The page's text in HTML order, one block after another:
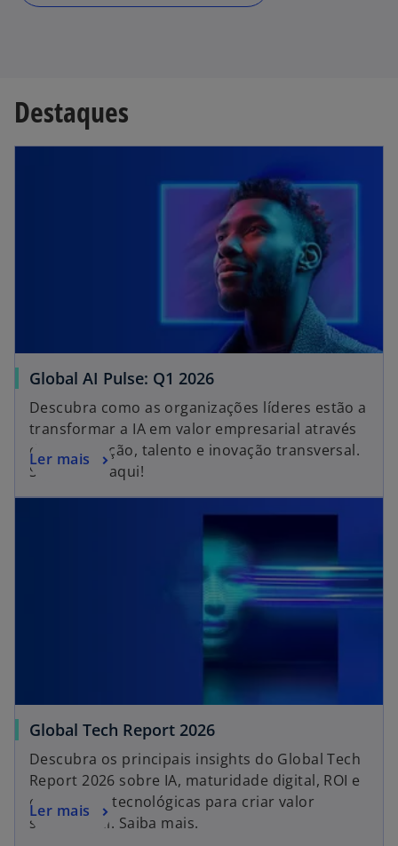
Destaques
Global AI Pulse: Q1 2026
Descubra como as organizações líderes estão a
transformar a IA em valor empresarial através
de governação, talento e inovação transversal.
Saiba mais aqui!
Ler mais
Global Tech Report 2026
Descubra os principais insights do Global Tech
Report 2026 sobre IA, maturidade digital, ROI e
estratégias tecnológicas para criar valor
sustentável. Saiba mais.
Ler mais